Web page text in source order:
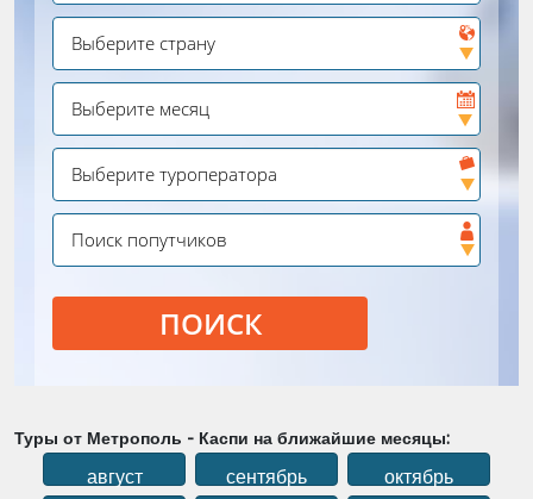
ПОИСК
Туры от Метрополь - Каспи на ближайшие месяцы:
август сентябрь
октябрь